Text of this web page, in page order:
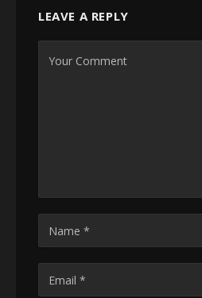
LEAVE A REPLY